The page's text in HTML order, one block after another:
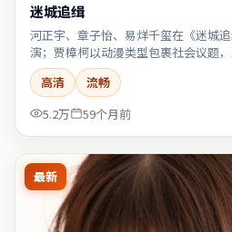
迷城追缉
河正宇、章子怡、易烊千玺在《迷城
演；贾樟柯以动漫类型包裹社会议题，
高清
流畅
5.2万
59个月前
最新